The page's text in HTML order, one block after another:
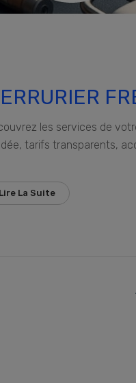
les services de
tarifs transparents,
Lire La Suite